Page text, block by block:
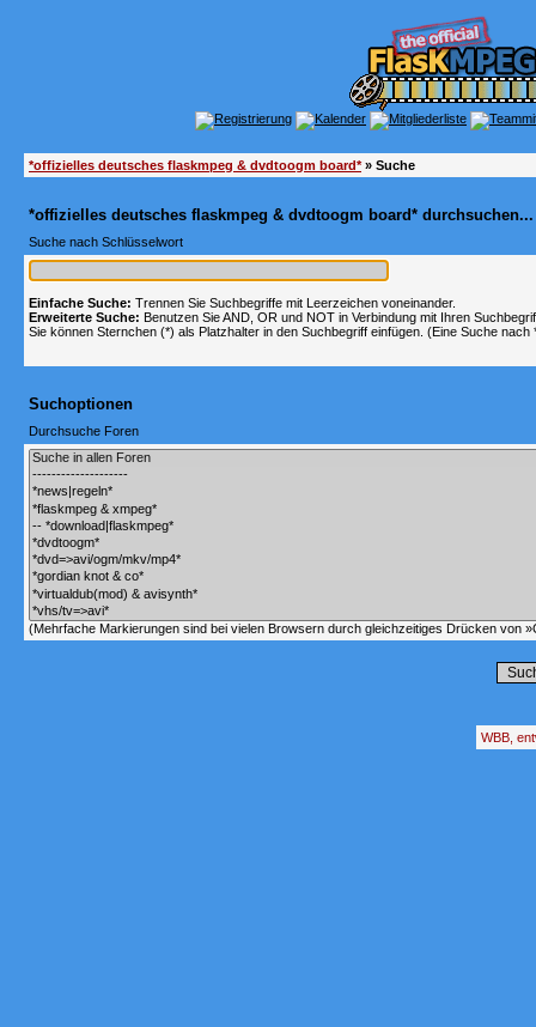
*offizielles deutsches flaskmpeg & dvdtoogm board*» Suche
*offizielles deutsches flaskmpeg & dvdtoogm board* durchsuchen...
Suche nach Schlüsselwort
Einfache Suche: Trennen Sie Suchbegriffe mit Leerzeichen voneinander.
Erweiterte Suche: Benutzen Sie AND, OR und NOT in Verbindung mit Ihren
Sie können Sternchen (*) als Platzhalter in den Suchbegriff einfügen. (Eine Suche
Suchoptionen
Durchsuche Foren
(Mehrfache Markierungen sind bei vielen Browsern durch gleichzeitiges Drücken von
WBB,